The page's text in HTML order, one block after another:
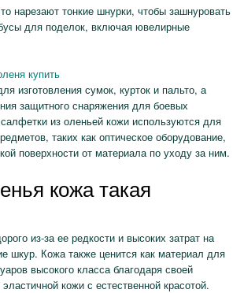
нарезают тонкие шнурки, чтобы зашнуровать
для поделок, включая ювелирные
изготовления сумок, курток и пальто, а
защитного снаряжения для боевых
из оленьей кожи используются для
таких как оптическое оборудование,
поверхности от материала по уходу за ним.
кожа такая
из-за ее редкости и высоких затрат на
шкур. Кожа также ценится как материал для
высокого класса благодаря своей
кожи с естественной красотой.